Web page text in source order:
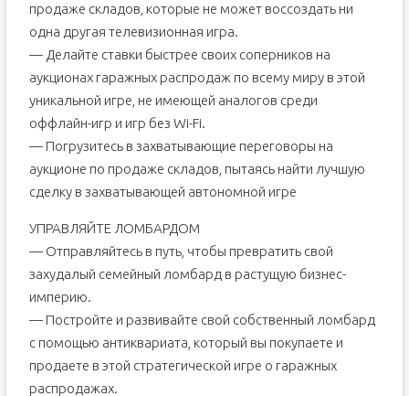
продаже складов, которые не может воссоздать ни
одна другая телевизионная игра.
— Делайте ставки быстрее своих соперников на
аукционах гаражных распродаж по всему миру в этой
уникальной игре, не имеющей аналогов среди
оффлайн-игр и игр без Wi-Fi.
— Погрузитесь в захватывающие переговоры на
аукционе по продаже складов, пытаясь найти лучшую
сделку в захватывающей автономной игре
УПРАВЛЯЙТЕ ЛОМБАРДОМ
— Отправляйтесь в путь, чтобы превратить свой
захудалый семейный ломбард в растущую бизнес-
империю.
— Постройте и развивайте свой собственный ломбард
с помощью антиквариата, который вы покупаете и
продаете в этой стратегической игре о гаражных
распродажах.